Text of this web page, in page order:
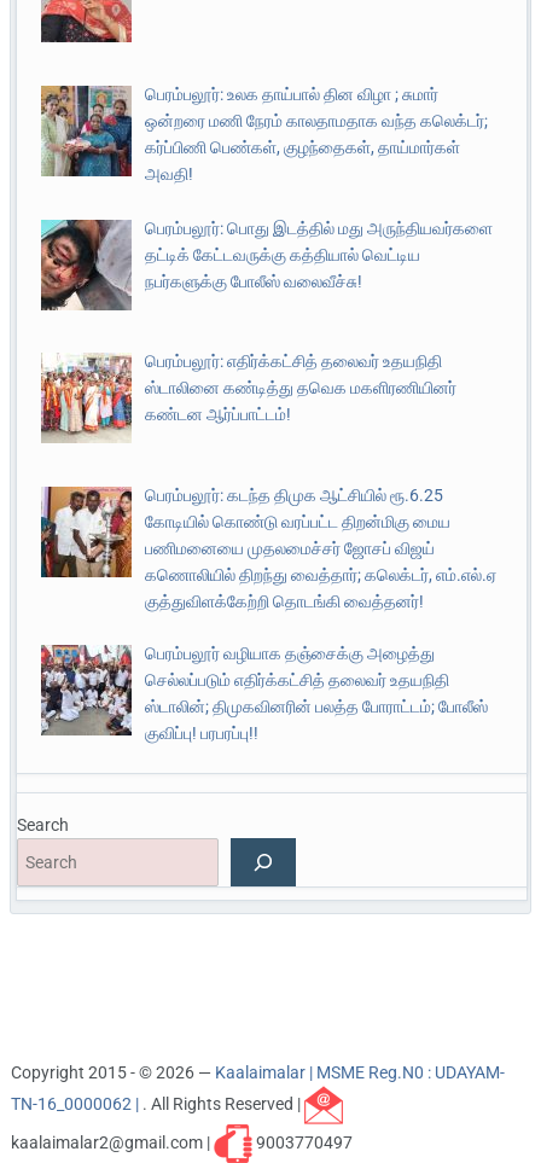
பெரம்பலூர்: உலக தாய்பால் தின விழா ; சுமார்
ஒன்றரை மணி நேரம் காலதாமதாக வந்த கலெக்டர்;
கர்ப்பிணி பெண்கள், குழந்தைகள், தாய்மார்கள்
அவதி!
பெரம்பலூர்: பொது இடத்தில் மது அருந்தியவர்களை
தட்டிக் கேட்டவருக்கு கத்தியால் வெட்டிய
நபர்களுக்கு போலீஸ் வலைவீச்சு!
பெரம்பலூர்: எதிர்க்கட்சித் தலைவர் உதயநிதி
ஸ்டாலினை கண்டித்து தவெக மகளிரணியினர்
கண்டன ஆர்ப்பாட்டம்!
பெரம்பலூர்: கடந்த திமுக ஆட்சியில் ரூ.6.25
கோடியில் கொண்டு வரப்பட்ட திறன்மிகு மைய
பணிமனையை முதலமைச்சர் ஜோசப் விஜய்
கணொலியில் திறந்து வைத்தார்; கலெக்டர், எம்.எல்.ஏ
குத்துவிளக்கேற்றி தொடங்கி வைத்தனர்!
பெரம்பலூர் வழியாக தஞ்சைக்கு அழைத்து
செல்லப்படும் எதிர்க்கட்சித் தலைவர் உதயநிதி
ஸ்டாலின்; திமுகவினரின் பலத்த போராட்டம்; போலீஸ்
குவிப்பு! பரபரப்பு!!
Search
Copyright 2015 - © 2026 — Kaalaimalar | MSME Reg.N0 : UDAYAM-
TN-16_0000062 | . All Rights Reserved |
kaalaimalar2@gmail.com |
9003770497